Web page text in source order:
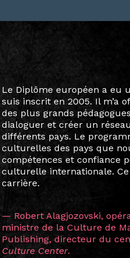
Le destin a voulu que ma
arts soient étroitement
Marcel Hicter, j’ai intégré
vibrant, qui s’est étendu
quelques mois, j’invitais
allant de Baguio City à
Manille, Tokyo et Varsovie,
consistant à connecter des
continents.
L’une des rencontres les
consœur HicterienneRuthe
la vision ont transformé ma
Singapour à Berlin pendant
les amitiés forgées durant